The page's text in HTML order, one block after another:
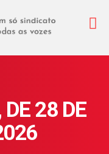
28 DE